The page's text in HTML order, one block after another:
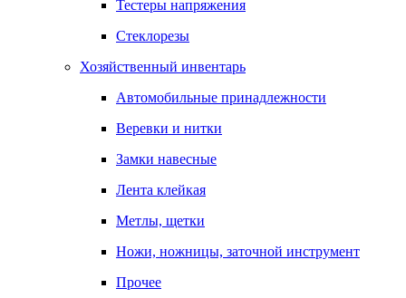
Тестеры напряжения
Стеклорезы
Хозяйственный инвентарь
Автомобильные принадлежности
Веревки и нитки
Замки навесные
Лента клейкая
Метлы, щетки
Ножи, ножницы, заточной инструмент
Прочее